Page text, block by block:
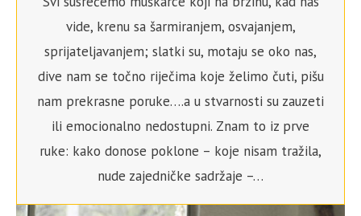
vide, krenu sa šarmiranjem, osvajanjem,
sprijateljavanjem; slatki su, motaju se oko nas,
dive nam se točno riječima koje želimo čuti, pišu
nam prekrasne poruke….a u stvarnosti su zauzeti
ili emocionalno nedostupni. Znam to iz prve
ruke: kako donose poklone – koje nisam tražila,
nude zajedničke sadržaje –…